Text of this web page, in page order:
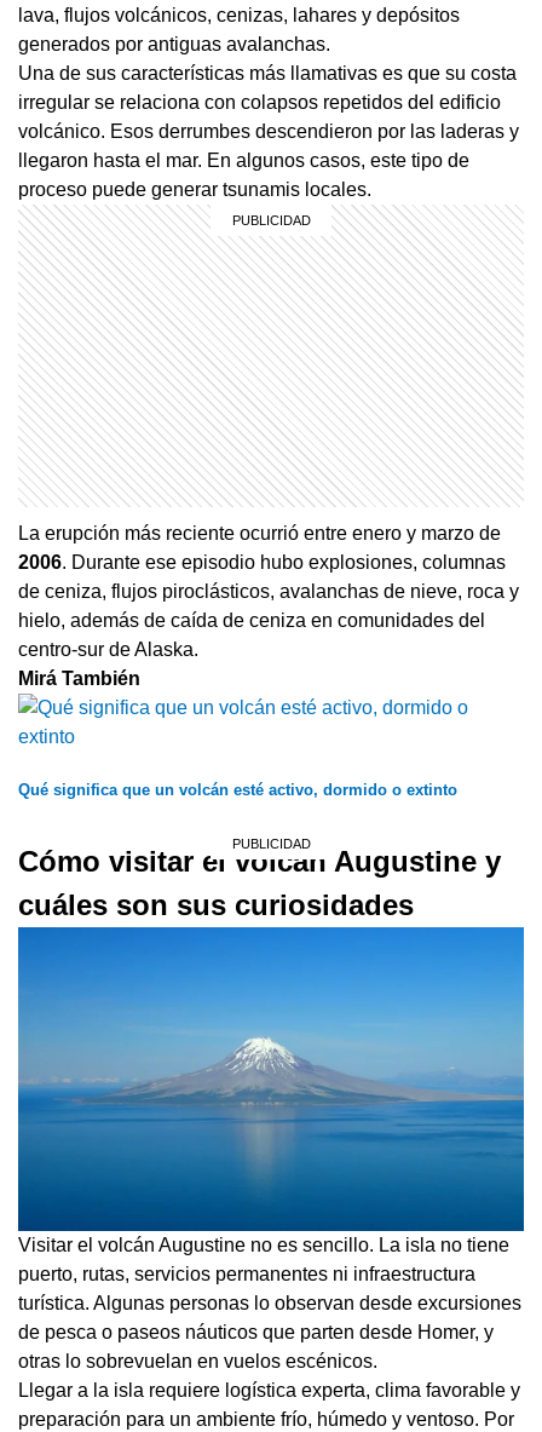
lava, flujos volcánicos, cenizas, lahares y depósitos
generados por antiguas avalanchas.
Una de sus características más llamativas es que su costa
irregular se relaciona con colapsos repetidos del edificio
volcánico. Esos derrumbes descendieron por las laderas y
llegaron hasta el mar. En algunos casos, este tipo de
proceso puede generar tsunamis locales.
La erupción más reciente ocurrió entre enero y marzo de
2006. Durante ese episodio hubo explosiones, columnas
de ceniza, flujos piroclásticos, avalanchas de nieve, roca y
hielo, además de caída de ceniza en comunidades del
centro-sur de Alaska.
Mirá También
Qué significa que un volcán esté activo, dormido o extinto
Cómo visitar el volcán Augustine y
cuáles son sus curiosidades
Visitar el volcán Augustine no es sencillo. La isla no tiene
puerto, rutas, servicios permanentes ni infraestructura
turística. Algunas personas lo observan desde excursiones
de pesca o paseos náuticos que parten desde Homer, y
otras lo sobrevuelan en vuelos escénicos.
Llegar a la isla requiere logística experta, clima favorable y
preparación para un ambiente frío, húmedo y ventoso. Por